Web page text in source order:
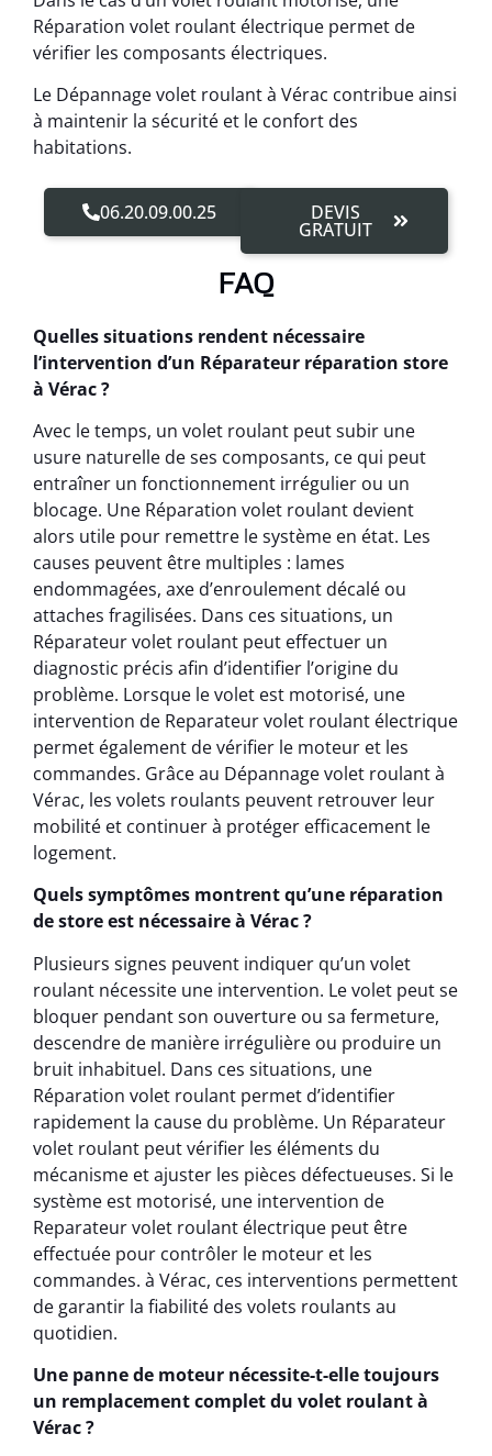
Réparation volet roulant électrique permet de
vérifier les composants électriques.
Le Dépannage volet roulant à Vérac contribue ainsi
à maintenir la sécurité et le confort des
habitations.
06.20.09.00.25 DEVIS
GRATUIT
FAQ
Quelles situations rendent nécessaire
l’intervention d’un Réparateur réparation store
à Vérac ?
Avec le temps, un volet roulant peut subir une
usure naturelle de ses composants, ce qui peut
entraîner un fonctionnement irrégulier ou un
blocage. Une Réparation volet roulant devient
alors utile pour remettre le système en état. Les
causes peuvent être multiples : lames
endommagées, axe d’enroulement décalé ou
attaches fragilisées. Dans ces situations, un
Réparateur volet roulant peut effectuer un
diagnostic précis afin d’identifier l’origine du
problème. Lorsque le volet est motorisé, une
intervention de Reparateur volet roulant électrique
permet également de vérifier le moteur et les
commandes. Grâce au Dépannage volet roulant à
Vérac, les volets roulants peuvent retrouver leur
mobilité et continuer à protéger efficacement le
logement.
Quels symptômes montrent qu’une réparation
de store est nécessaire à Vérac ?
Plusieurs signes peuvent indiquer qu’un volet
roulant nécessite une intervention. Le volet peut se
bloquer pendant son ouverture ou sa fermeture,
descendre de manière irrégulière ou produire un
bruit inhabituel. Dans ces situations, une
Réparation volet roulant permet d’identifier
rapidement la cause du problème. Un Réparateur
volet roulant peut vérifier les éléments du
mécanisme et ajuster les pièces défectueuses. Si le
système est motorisé, une intervention de
Reparateur volet roulant électrique peut être
effectuée pour contrôler le moteur et les
commandes. à Vérac, ces interventions permettent
de garantir la fiabilité des volets roulants au
quotidien.
Une panne de moteur nécessite-t-elle toujours
un remplacement complet du volet roulant à
Vérac ?